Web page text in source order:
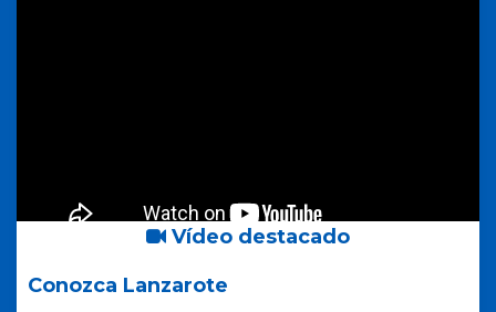
Vídeo destacado
Conozca Lanzarote